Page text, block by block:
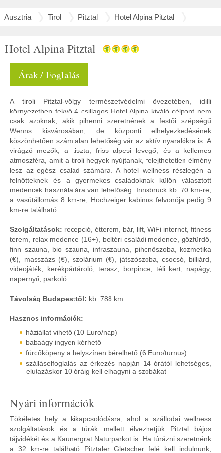
Ausztria Tirol Pitztal Hotel Alpina Pitztal
Hotel Alpina Pitztal
Árak / Foglalás
A tiroli Pitztal-völgy természetvédelmi övezetében, idilli
környezetben fekvő 4 csillagos Hotel Alpina kiváló célpont nem
csak azoknak, akik pihenni szeretnének a festői szépségű
Wenns kisvárosában, de központi elhelyezkedésének
köszönhetően számtalan lehetőség vár az aktív nyaralókra is. A
virágzó mezők, a tiszta, friss alpesi levegő, és a kellemes
atmoszféra, amit a tiroli hegyek nyújtanak, felejthetetlen élmény
lesz az egész család számára. A hotel wellness részlegén a
felnőtteknek és a gyermekes családoknak külön választott
medencék használatára van lehetőség. Innsbruck kb. 70 km-re,
a vasútállomás 8 km-re, Hochzeiger kabinos felvonója pedig 9
km-re található.
Szolgáltatások: recepció, étterem, bár, lift, WiFi internet, fitness
terem, relax medence (16+), beltéri családi medence, gőzfürdő,
finn szauna, bio szauna, infraszauna, pihenőszoba, kozmetika
(€), masszázs (€), szolárium (€), játszószoba, csocsó, billiárd,
videojáték, kerékpártároló, terasz, borpince, téli kert, napágy,
napernyő, parkoló
Távolság Budapesttől: kb. 788 km
Hasznos információk:
háziállat vihető (10 Euro/nap)
babaágy ingyen kérhető
fürdőköpeny a helyszínen bérelhető (6 Euro/turnus)
szálláselfoglalás az érkezés napján 14 órától lehetséges,
elutazáskor 10 óráig kell elhagyni a szobákat
Nyári információk
Tökéletes hely a kikapcsolódásra, ahol a szállodai wellness
szolgáltatások és a túrák mellett élvezhetjük Pitztal bájos
tájvidékét és a Kaunergrat Naturparkot is. Ha túrázni szeretnénk
a 32 km-re található Pitztaler Gletscher felé kell indulnunk,